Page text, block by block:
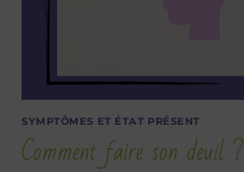
SYMPTÔMES ET ÉTAT PRÉSENT
Comment faire son deuil ?